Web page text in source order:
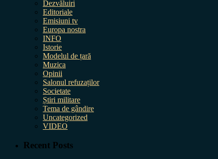
Dezvăluiri
Editoriale
Emisiuni tv
Europa nostra
INFO
Istorie
Modelul de țară
Muzica
Opinii
Salonul refuzaților
Societate
Știri militare
Tema de gândire
Uncategorized
VIDEO
Recent Posts